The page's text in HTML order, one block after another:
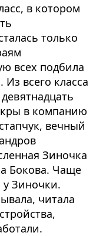
в котором
только
всех подбила
всего класса
в компанию
вечный
Зиночка
Бокова. Чаще
у Зиночки.
читала